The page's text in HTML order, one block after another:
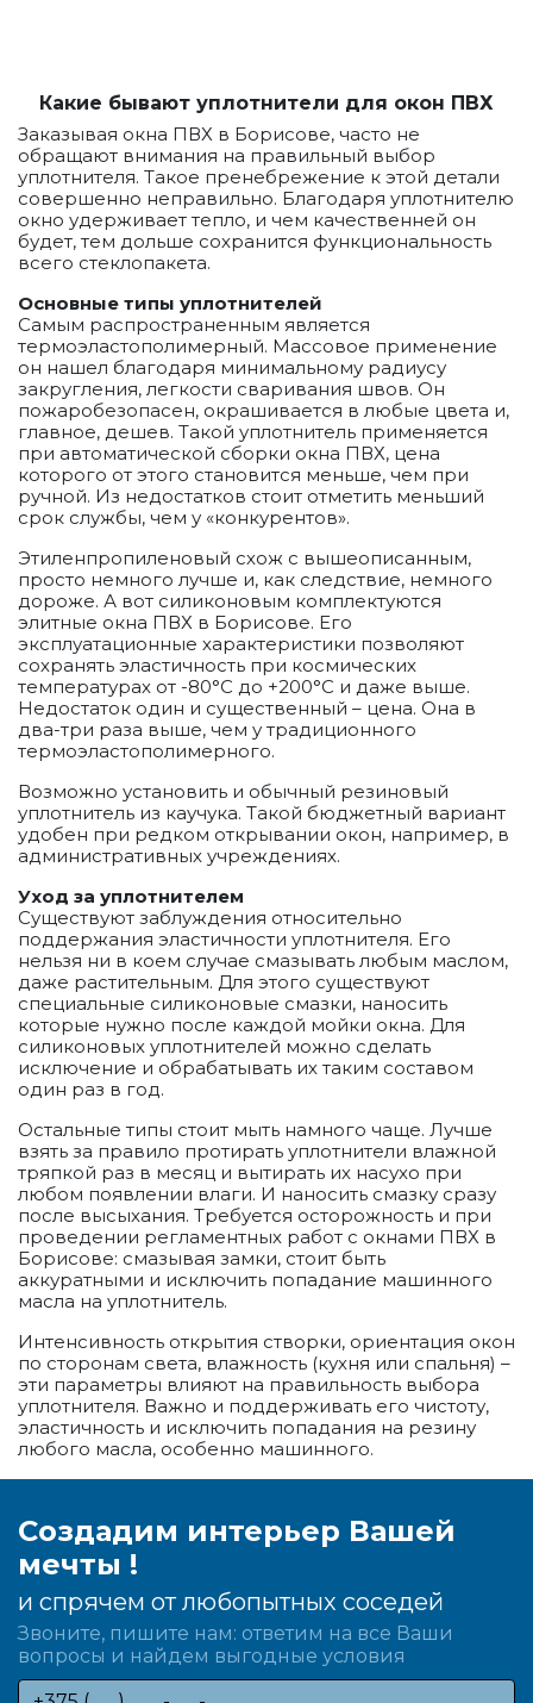
Какие бывают уплотнители для окон ПВХ
Заказывая окна ПВХ в Борисове, часто не
обращают внимания на правильный выбор
уплотнителя. Такое пренебрежение к этой детали
совершенно неправильно. Благодаря уплотнителю
окно удерживает тепло, и чем качественней он
будет, тем дольше сохранится функциональность
всего стеклопакета.
Основные типы уплотнителей
Самым распространенным является
термоэластополимерный. Массовое применение
он нашел благодаря минимальному радиусу
закругления, легкости сваривания швов. Он
пожаробезопасен, окрашивается в любые цвета и,
главное, дешев. Такой уплотнитель применяется
при автоматической сборки окна ПВХ, цена
которого от этого становится меньше, чем при
ручной. Из недостатков стоит отметить меньший
срок службы, чем у «конкурентов».
Этиленпропиленовый схож с вышеописанным,
просто немного лучше и, как следствие, немного
дороже. А вот силиконовым комплектуются
элитные окна ПВХ в Борисове. Его
эксплуатационные характеристики позволяют
сохранять эластичность при космических
температурах от -80°С до +200°С и даже выше.
Недостаток один и существенный – цена. Она в
два-три раза выше, чем у традиционного
термоэластополимерного.
Возможно установить и обычный резиновый
уплотнитель из каучука. Такой бюджетный вариант
удобен при редком открывании окон, например, в
административных учреждениях.
Уход за уплотнителем
Существуют заблуждения относительно
поддержания эластичности уплотнителя. Его
нельзя ни в коем случае смазывать любым маслом,
даже растительным. Для этого существуют
специальные силиконовые смазки, наносить
которые нужно после каждой мойки окна. Для
силиконовых уплотнителей можно сделать
исключение и обрабатывать их таким составом
один раз в год.
Остальные типы стоит мыть намного чаще. Лучше
взять за правило протирать уплотнители влажной
тряпкой раз в месяц и вытирать их насухо при
любом появлении влаги. И наносить смазку сразу
после высыхания. Требуется осторожность и при
проведении регламентных работ с окнами ПВХ в
Борисове: смазывая замки, стоит быть
аккуратными и исключить попадание машинного
масла на уплотнитель.
Интенсивность открытия створки, ориентация окон
по сторонам света, влажность (кухня или спальня) –
эти параметры влияют на правильность выбора
уплотнителя. Важно и поддерживать его чистоту,
эластичность и исключить попадания на резину
любого масла, особенно машинного.
Создадим интерьер Вашей
мечты !
и спрячем от любопытных соседей
Звоните, пишите нам: ответим на все Ваши
вопросы и найдем выгодные условия